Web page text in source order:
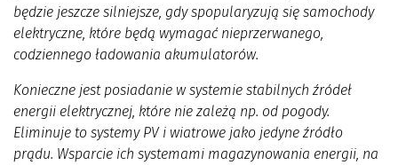
będzie jeszcze silniejsze, gdy spopularyzują się samochody
elektryczne, które będą wymagać nieprzerwanego,
codziennego ładowania akumulatorów.
Konieczne jest posiadanie w systemie stabilnych źródeł
energii elektrycznej, które nie zależą np. od pogody.
Eliminuje to systemy PV i wiatrowe jako jedyne źródło
prądu. Wsparcie ich systemami magazynowania energii, na